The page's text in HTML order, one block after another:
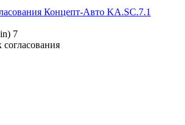
Концепт-Авто KA.SC.7.1
7
согласования